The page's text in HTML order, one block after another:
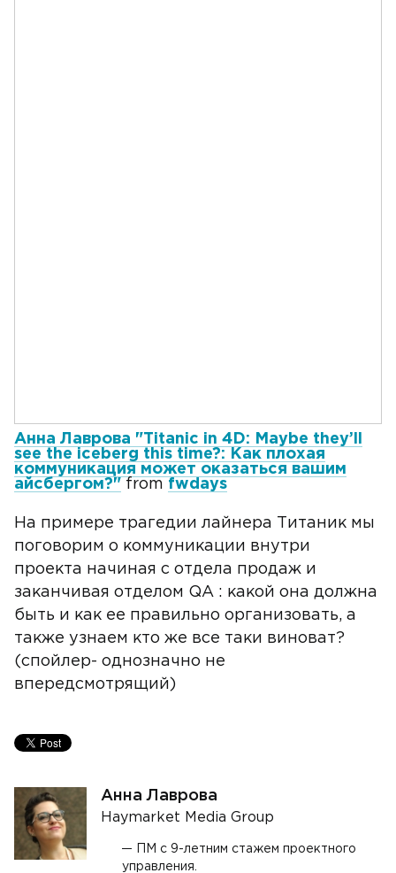
Анна Лаврова "Titanic in 4D: Maybe they’ll
see the iceberg this time?: Как плохая
коммуникация может оказаться вашим
айсбергом?" from fwdays
На примере трагедии лайнера Титаник мы
поговорим о коммуникации внутри
проекта начиная с отдела продаж и
заканчивая отделом QA : какой она должна
быть и как ее правильно организовать, а
также узнаем кто же все таки виноват?
(спойлер- однозначно не
впередсмотрящий)
Анна Лаврова
Haymarket Media Group
ПМ с 9-летним стажем проектного
управления.